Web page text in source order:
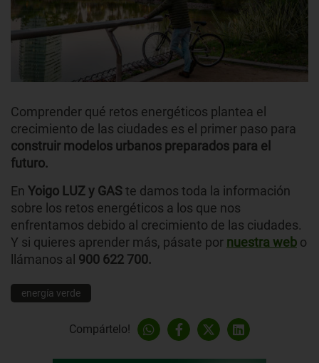
Comprender qué retos energéticos plantea el
crecimiento de las ciudades es el primer paso para
construir modelos urbanos preparados para el
futuro.
En Yoigo LUZ y GASte damos toda la información
sobre los retos energéticos a los que nos
enfrentamos debido al crecimiento de las ciudades.
Y si quieres aprender más, pásate por nuestra web o
llámanos al 900 622 700.
energía verde
Compártelo!